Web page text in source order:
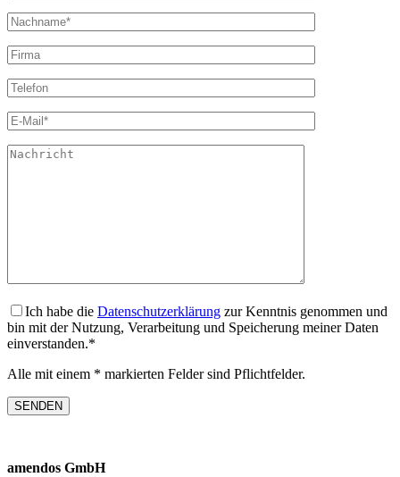
Ich habe die Datenschutzerklärung zur Kenntnis genommen und
bin mit der Nutzung, Verarbeitung und Speicherung meiner Daten
einverstanden.*
Alle mit einem * markierten Felder sind Pflichtfelder.
amendos GmbH